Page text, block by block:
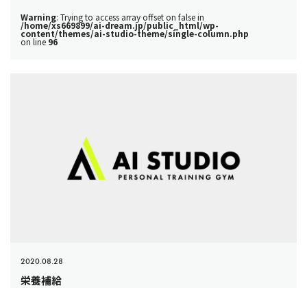
Warning: Trying to access array offset on false in
/home/xs669899/ai-dream.jp/public_html/wp-
content/themes/ai-studio-theme/single-column.php
on line 96
2020.08.28
栄養補給